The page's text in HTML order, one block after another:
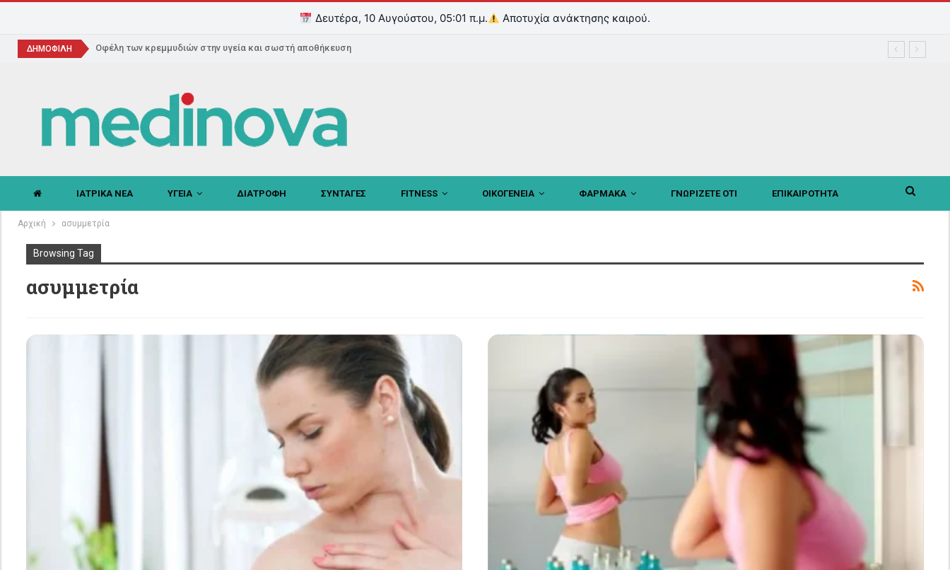
Δευτέρα, 10 Αυγούστου, 05:01 π.μ. Αποτυχία ανάκτησης καιρού.
ΔΗΜΟΦΙΛΗ Οφέλη των κρεμμυδιών στην υγεία και σωστή αποθήκευση
ΙΑΤΡΙΚΑ ΝΕΑ ΥΓΕΙΑ ΔΙΑΤΡΟΦΗ ΣΥΝΤΑΓΕΣ FITNESS ΟΙΚΟΓΕΝΕΙΑ ΦΑΡΜΑΚΑ ΓΝΩΡΙΖΕΤΕ ΟΤΙ ΕΠΙΚΑΙΡΟΤΗΤΑ
Αρχική ασυμμετρία
Browsing Tag
ασυμμετρία